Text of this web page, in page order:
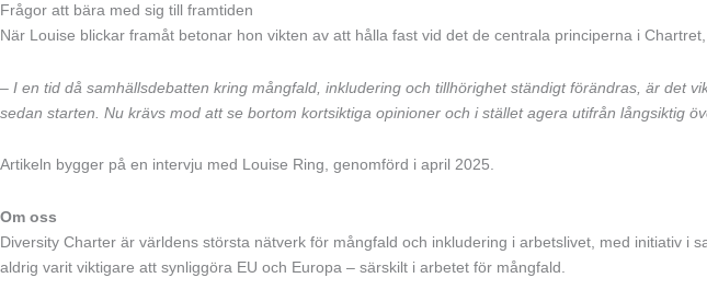
Frågor att bära med sig till framtiden
När Louise blickar framåt betonar hon vikten av att hålla fast vid det de centrala principerna i
– I en tid då samhällsdebatten kring mångfald, inkludering och tillhörighet ständigt förändras, är det
sedan starten. Nu krävs mod att se bortom kortsiktiga opinioner och i stället agera utifrån långsiktig
Artikeln bygger på en intervju med Louise Ring, genomförd i april 2025.
Om oss
Diversity Charter är världens största nätverk för mångfald och inkludering i arbetslivet, med initiativ i
aldrig varit viktigare att synliggöra EU och Europa – särskilt i arbetet för mångfald.